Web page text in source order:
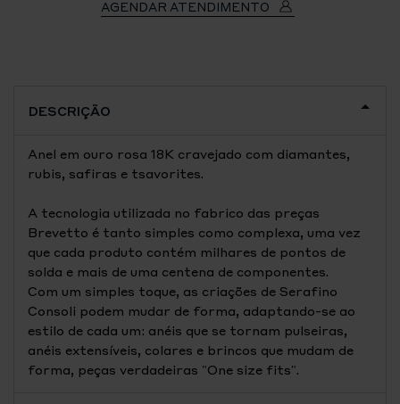
AGENDAR ATENDIMENTO
DESCRIÇÃO
Anel em ouro rosa 18K cravejado com diamantes,
rubis, safiras e tsavorites.
A tecnologia utilizada no fabrico das preças
Brevetto é tanto simples como complexa, uma vez
que cada produto contém milhares de pontos de
solda e mais de uma centena de componentes.
Com um simples toque, as criações de Serafino
Consoli podem mudar de forma, adaptando-se ao
estilo de cada um: anéis que se tornam pulseiras,
anéis extensíveis, colares e brincos que mudam de
forma, peças verdadeiras "One size fits".